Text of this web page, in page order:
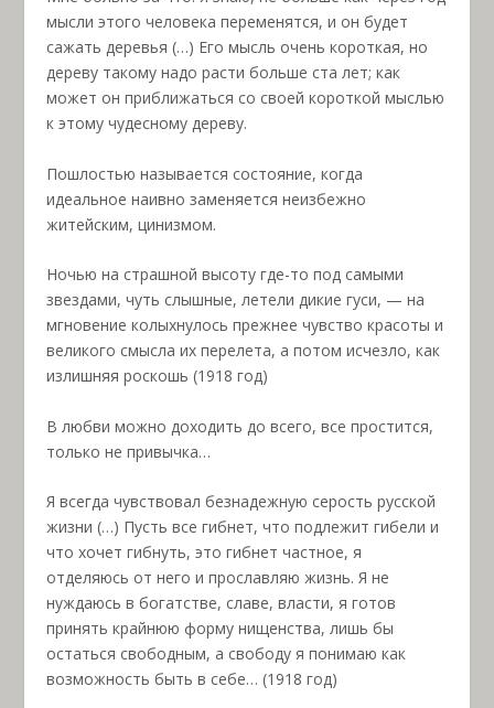
мысли этого человека переменятся, и он будет
сажать деревья (…) Его мысль очень короткая, но
дереву такому надо расти больше ста лет; как
может он приближаться со своей короткой мыслью
к этому чудесному дереву.
Пошлостью называется состояние, когда
идеальное наивно заменяется неизбежно
житейским, цинизмом.
Ночью на страшной высоту где-то под самыми
звездами, чуть слышные, летели дикие гуси, — на
мгновение колыхнулось прежнее чувство красоты и
великого смысла их перелета, а потом исчезло, как
излишняя роскошь (1918 год)
В любви можно доходить до всего, все простится,
только не привычка…
Я всегда чувствовал безнадежную серость русской
жизни (…) Пусть все гибнет, что подлежит гибели и
что хочет гибнуть, это гибнет частное, я
отделяюсь от него и прославляю жизнь. Я не
нуждаюсь в богатстве, славе, власти, я готов
принять крайнюю форму нищенства, лишь бы
остаться свободным, а свободу я понимаю как
возможность быть в себе… (1918 год)